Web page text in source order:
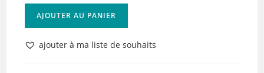
Simili
AJOUTER AU PANIER
ajouter à ma liste de souhaits